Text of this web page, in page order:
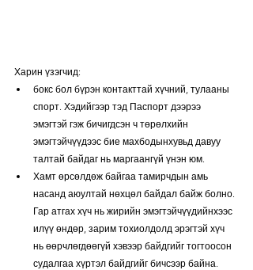
Харин үзэгчид:
бокс бол бүрэн контакттай хүчний, тулааны
спорт. Хэдийгээр тэд Паспорт дээрээ
эмэгтэй гэж бичигдсэн ч төрөлхийн
эмэгтэйчүүдээс бие махбодынхувьд давуу
талтай байдаг нь маргаангүй үнэн юм.
Хамт өрсөлдөж байгаа тамирчдын амь
насанд аюултай нөхцөл байдал байж болно.
Гар атгах хүч нь жирийн эмэгтэйчүүдийнхээс
илүү өндөр, зарим тохиолдолд эрэгтэй хүч
нь өөрчлөгдөөгүй хэвээр байдгийг тогтоосон
судалгаа хүртэл байдгийг бичсээр байна.